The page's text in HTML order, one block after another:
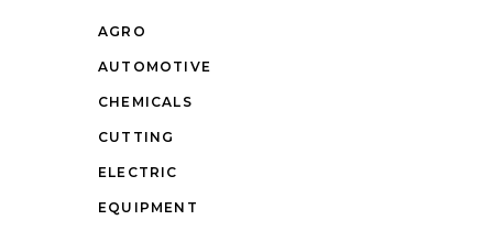
AGRO
AUTOMOTIVE
CHEMICALS
CUTTING
ELECTRIC
EQUIPMENT